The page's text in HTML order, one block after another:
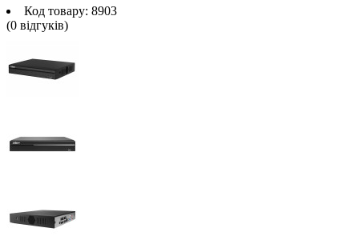
Код товару: 8903
(0 вiдгукiв)